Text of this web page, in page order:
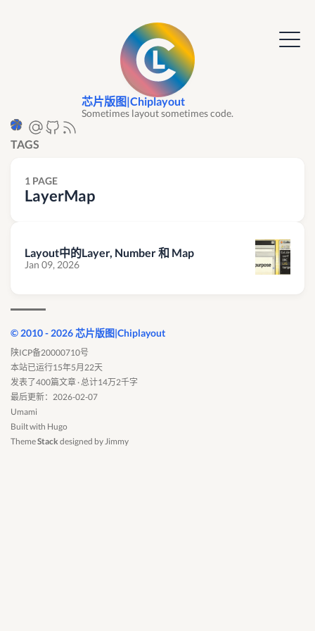
芯片版图|Chiplayout
Sometimes layout sometimes code.
TAGS
1 PAGE
LayerMap
Layout中的Layer, Number 和 Map
Jan 09, 2026
© 2010 - 2026 芯片版图|Chiplayout
陕ICP备20000710号
本站已运行15年5月22天
发表了400篇文章 · 总计14万2千字
最后更新：2026-02-07
Umami
Built with Hugo
ThemeStack designed byJimmy